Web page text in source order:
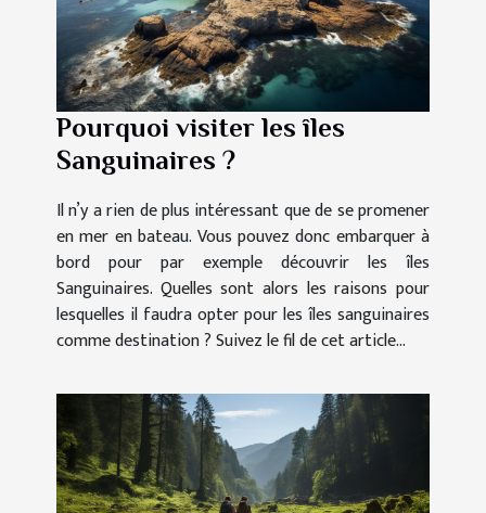
Pourquoi visiter les îles
Sanguinaires ?
Il n’y a rien de plus intéressant que de se promener
en mer en bateau. Vous pouvez donc embarquer à
bord pour par exemple découvrir les îles
Sanguinaires. Quelles sont alors les raisons pour
lesquelles il faudra opter pour les îles sanguinaires
comme destination ? Suivez le fil de cet article...